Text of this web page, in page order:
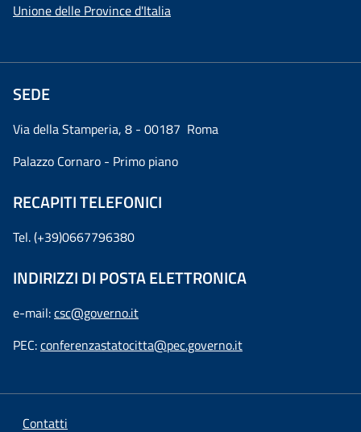
Unione delle Province d'Italia
SEDE
Via della Stamperia, 8 - 00187 Roma
Palazzo Cornaro - Primo piano
RECAPITI TELEFONICI
Tel. (+39)0667796380
INDIRIZZI DI POSTA ELETTRONICA
e-mail:csc@governo.it
PEC:conferenzastatocitta@pec.governo.it
Contatti